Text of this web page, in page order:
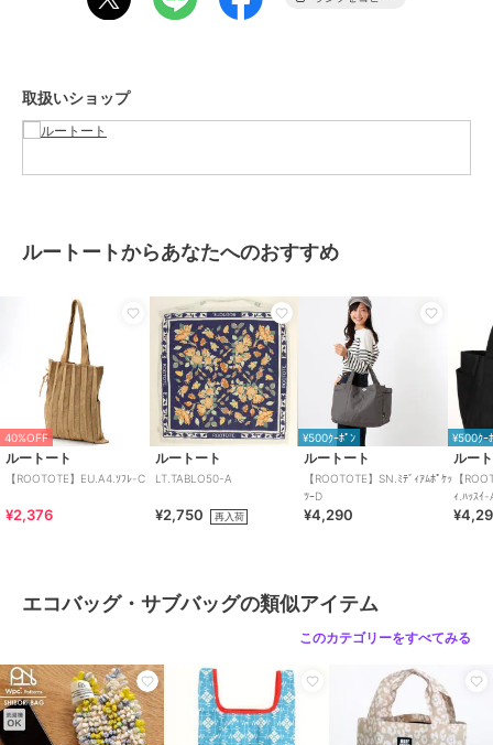
シルバーケイ01、ゴールドケイ0
素材
ポリエステル ポリウレタン
お手入れ 洗濯機
取扱いショップ
ルートートからあなたへのおすすめ
40%OFF
ルートート
【ROOTOTE】EU.A4.ｿﾌﾚ-C
¥2,376
ルートート
LT.TABLO50-A
¥2,750 再入荷
¥500ｸｰﾎﾟﾝ
ルートート
【ROOTOTE】SN.ﾐﾃﾞｨｱﾑﾎﾟｹｯ
ﾂｰD
¥4,290
¥500ｸｰ
ルー
【
ｨ.ﾊｯｽｲ-
エコバッグ・サブバッグの類似アイテム
このカテゴリーをすべてみる